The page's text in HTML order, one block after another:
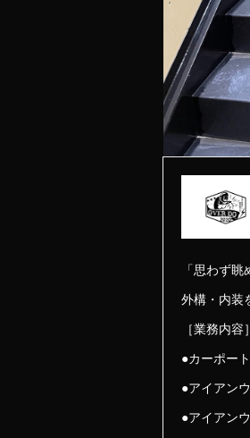
「思わず
外構・内装
［業務内容］
●カーポー
●アイアン
●アイアン